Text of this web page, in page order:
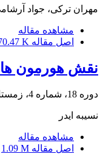
مهران ترکی، جواد
مشاهده مقاله
اصل مقاله K
نقش هورمون
دوره 18، شماره 4، زمستان 1397، صفحه
نسیبه ایدر
مشاهده مقاله
اصل مقاله 1.09 M